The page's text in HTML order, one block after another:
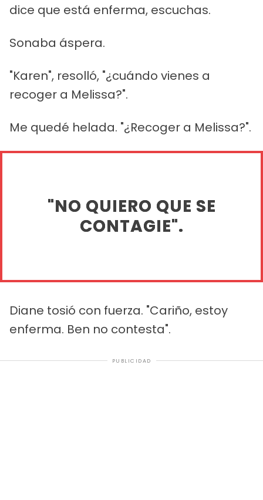
dice que está enferma, escuchas.
Sonaba áspera.
"Karen", resolló, "¿cuándo vienes a
recoger a Melissa?".
Me quedé helada. "¿Recoger a Melissa?".
"NO QUIERO QUE SE
CONTAGIE".
Diane tosió con fuerza. "Cariño, estoy
enferma. Ben no contesta".
PUBLICIDAD